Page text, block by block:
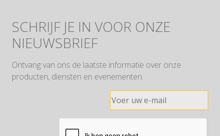
SCHRIJF JE IN VOOR ONZE
NIEUWSBRIEF
Ontvang van ons de laatste informatie over onze
producten, diensten en evenementen.